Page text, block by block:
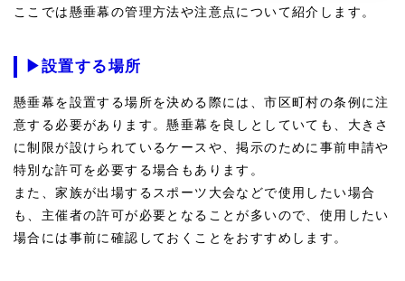
ここでは懸垂幕の管理方法や注意点について紹介します。
▶設置する場所
懸垂幕を設置する場所を決める際には、市区町村の条例に注
意する必要があります。懸垂幕を良しとしていても、大きさ
に制限が設けられているケースや、掲示のために事前申請や
特別な許可を必要する場合もあります。
また、家族が出場するスポーツ大会などで使用したい場合
も、主催者の許可が必要となることが多いので、使用したい
場合には事前に確認しておくことをおすすめします。